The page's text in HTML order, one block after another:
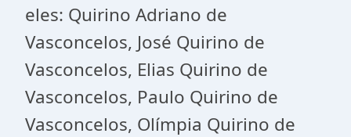
eles: Quirino Adriano de
Vasconcelos, José Quirino de
Vasconcelos, Elias Quirino de
Vasconcelos, Paulo Quirino de
Vasconcelos, Olímpia Quirino de